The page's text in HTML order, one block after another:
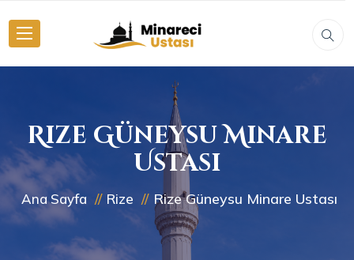
Rize Güneysu Minare
Ustası
Ana Sayfa Rize Rize Güneysu Minare Ustası